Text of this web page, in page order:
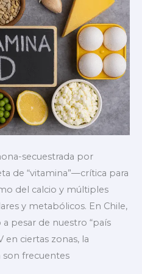
secuestrada por
de “vitamina”—crítica para
del calcio y múltiples
y metabólicos. En Chile,
pesar de nuestro “país
en ciertas zonas, la
son frecuentes